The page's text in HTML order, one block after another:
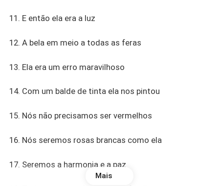
11. E então ela era a luz
12. A bela em meio a todas as feras
13. Ela era um erro maravilhoso
14. Com um balde de tinta ela nos pintou
15. Nós não precisamos ser vermelhos
16. Nós seremos rosas brancas como ela
17. Seremos a harmonia e a paz
Mais